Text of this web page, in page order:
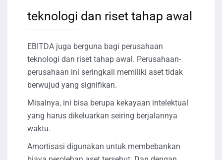
teknologi dan riset tahap awal
EBITDA juga berguna bagi perusahaan
teknologi dan riset tahap awal. Perusahaan-
perusahaan ini seringkali memiliki aset tidak
berwujud yang signifikan.
Misalnya, ini bisa berupa kekayaan intelektual
yang harus dikeluarkan seiring berjalannya
waktu.
Amortisasi digunakan untuk membebankan